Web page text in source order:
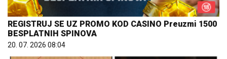
REGISTRUJ SE UZ PROMO KOD CASINO Preuzmi 1500
BESPLATNIH SPINOVA
20. 07. 2026 08:04